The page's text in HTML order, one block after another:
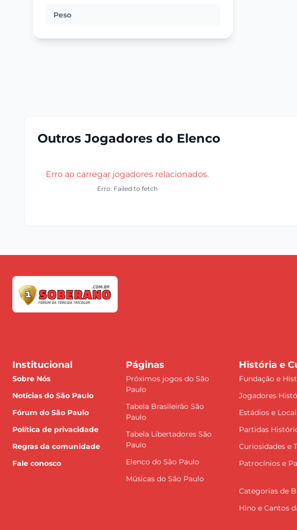
Peso
Outros Jogadores do Elenco
Erro ao carregar jogadores relacionados.
Erro: Failed to fetch
Institucional
Sobre Nós
Notícias do São Paulo
Fórum do São Paulo
Política de privacidade
Regras da comunidade
Fale conosco
Páginas
Próximos jogos do São
Paulo
Tabela Brasileirão São
Paulo
Tabela Libertadores São
Paulo
Elenco do São Paulo
Músicas do São Paulo
História e
Fundação e
Jogadores
Estádios e
Partidas
Curiosidades e
Patrocínios e
Categorias de
Hino e Cantos